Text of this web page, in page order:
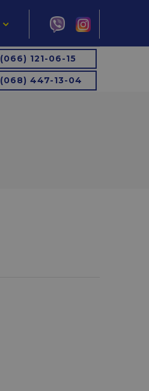
(066) 121-06-15
(068) 447-13-04